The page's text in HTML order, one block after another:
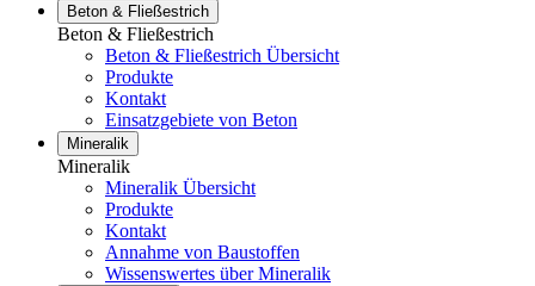
Beton & Fließestrich
Beton & Fließestrich
Beton & Fließestrich Übersicht
Produkte
Kontakt
Einsatzgebiete von Beton
Mineralik
Mineralik
Mineralik Übersicht
Produkte
Kontakt
Annahme von Baustoffen
Wissenswertes über Mineralik